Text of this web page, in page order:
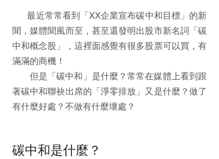
最近常常看到「XX企業宣布碳中和目標」的新
聞，媒體聞風而至，甚至還發明出股市新名詞「碳
中和概念股」，這裡面感覺有很多股票可以買，有
滿滿的商機！
但是「碳中和」是什麼？常常在媒體上看到跟
著碳中和聯袂出席的「淨零排放」又是什麼？做了
有什麼好處？不做有什麼壞處？
碳中和是什麼？